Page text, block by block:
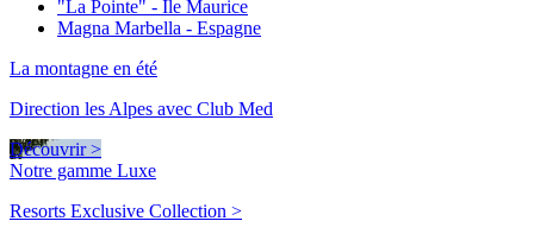
"La Pointe" - Ile Maurice
Magna Marbella - Espagne
La montagne en été
Direction les Alpes avec Club Med
Découvrir >
Notre gamme Luxe
Resorts Exclusive Collection >